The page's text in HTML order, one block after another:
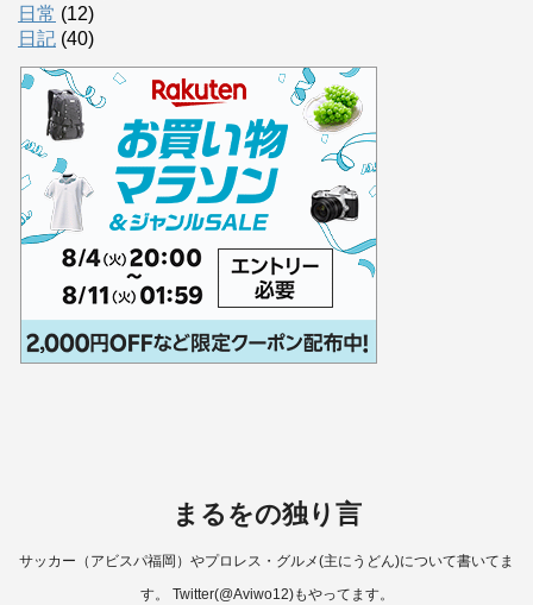
日常 (12)
日記 (40)
まるをの独り言
サッカー（アビスパ福岡）やプロレス・グルメ(主にうどん)について書いてま
す。 Twitter(@Aviwo12)もやってます。